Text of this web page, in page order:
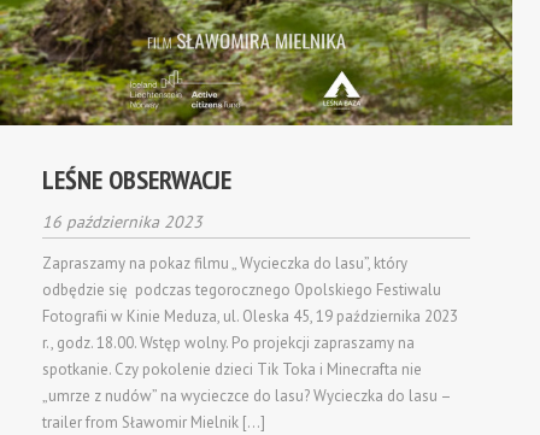
LEŚNE OBSERWACJE
16 października 2023
Zapraszamy na pokaz filmu „ Wycieczka do lasu”, który
odbędzie się podczas tegorocznego Opolskiego Festiwalu
Fotografii w Kinie Meduza, ul. Oleska 45, 19 października 2023
r., godz. 18.00. Wstęp wolny. Po projekcji zapraszamy na
spotkanie. Czy pokolenie dzieci Tik Toka i Minecrafta nie
„umrze z nudów” na wycieczce do lasu? Wycieczka do lasu –
trailer from Sławomir Mielnik […]